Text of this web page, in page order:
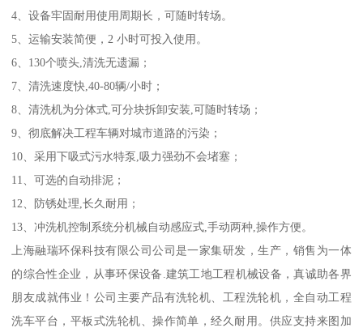
4、设备牢固耐用使用周期长，可随时转场。
5、运输安装简便，2 小时可投入使用。
6、130个喷头,清洗无遗漏；
7、清洗速度快,40-80辆/小时；
8、清洗机为分体式,可分块拆卸安装,可随时转场；
9、彻底解决工程车辆对城市道路的污染；
10、采用下吸式污水特泵,吸力强劲不会堵塞；
11、可选的自动排泥；
12、防锈处理,长久耐用；
13、冲洗机控制系统分机械自动感应式,手动两种,操作方便。
上海融瑞环保科技有限公司公司是一家集研发，生产，销售为一体
的综合性企业，从事环保设备.建筑工地工程机械设备，真诚助各界
朋友成就伟业！公司主要产品有洗轮机、工程洗轮机，全自动工程
洗车平台，平板式洗轮机、操作简单，经久耐用。供应支持来图加